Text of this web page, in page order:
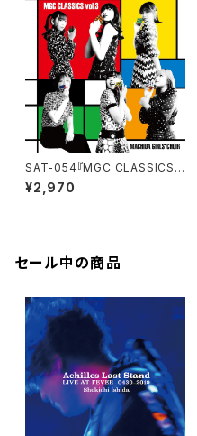
SAT-054『MGC CLASSICS v
ol.3』まちだガールズ・クワイア
¥2,970
セール中の商品